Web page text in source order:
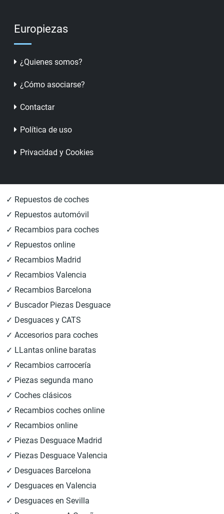
Europiezas
¿Quienes somos?
¿Cómo asociarse?
Contactar
Política de uso
Privacidad y Cookies
✓ Repuestos de coches
✓ Repuestos automóvil
✓ Recambios para coches
✓ Repuestos online
✓ Recambios Madrid
✓ Recambios Valencia
✓ Recambios Barcelona
✓ Buscador Piezas Desguace
✓ Desguaces y CATS
✓ Accesorios para coches
✓ LLantas online baratas
✓ Recambios carrocería
✓ Piezas segunda mano
✓ Coches clásicos
✓ Recambios coches online
✓ Recambios online
✓ Piezas Desguace Madrid
✓ Piezas Desguace Valencia
✓ Desguaces Barcelona
✓ Desguaces en Valencia
✓ Desguaces en Sevilla